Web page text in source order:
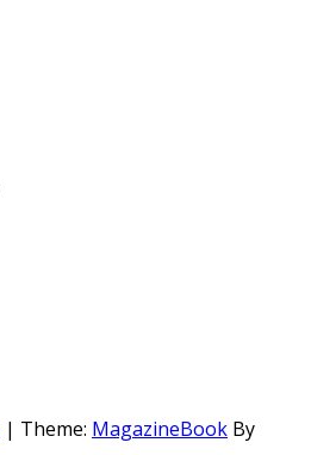
| Theme: MagazineBook By